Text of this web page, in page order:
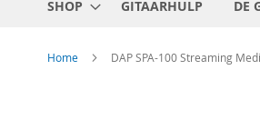
SHOP GITAARHULP DE
Home DAP SPA-100 Streaming